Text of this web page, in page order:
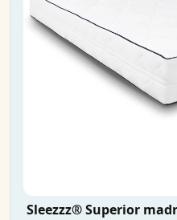
Sleezzz® Superior